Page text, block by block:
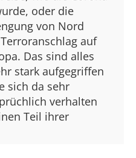
oder die
von Nord
auf
Das sind alles
stark aufgegriffen
sich da sehr
verhalten
Teil ihrer